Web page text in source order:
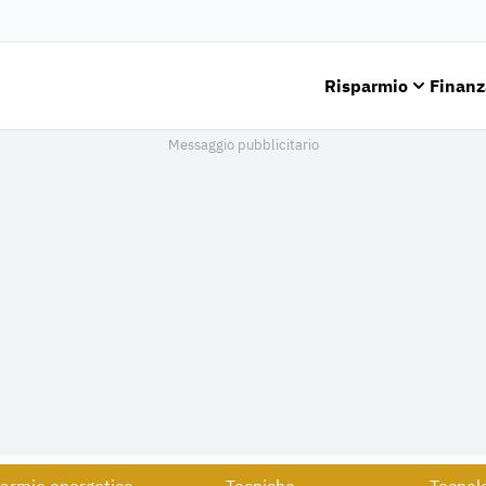
Risparmio
Messaggio pubblicitario